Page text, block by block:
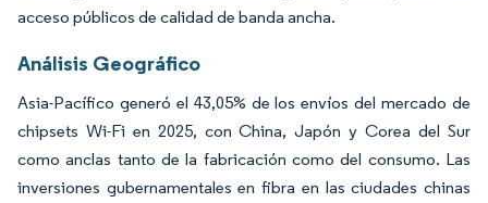
acceso públicos de calidad de banda ancha.
Análisis Geográfico
Asia-Pacífico generó el 43,05% de los envíos del mercado de
chipsets Wi-Fi en 2025, con China, Japón y Corea del Sur
como anclas tanto de la fabricación como del consumo. Las
inversiones gubernamentales en fibra en las ciudades chinas